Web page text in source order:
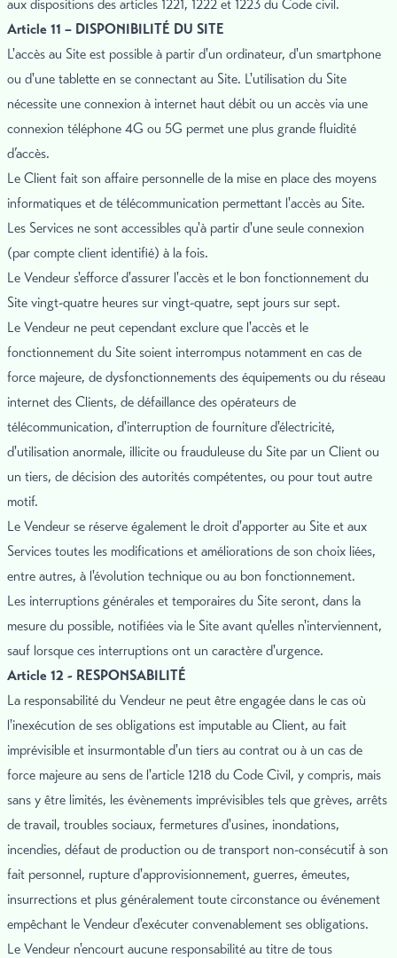
aux dispositions des articles 1221, 1222 et 1223 du Code civil.
Article 11 – DISPONIBILITÉ DU SITE
L'accès au Site est possible à partir d'un ordinateur, d'un smartphone
ou d'une tablette en se connectant au Site. L'utilisation du Site
nécessite une connexion à internet haut débit ou un accès via une
connexion téléphone 4G ou 5G permet une plus grande fluidité
d’accès.
Le Client fait son affaire personnelle de la mise en place des moyens
informatiques et de télécommunication permettant l'accès au Site.
Les Services ne sont accessibles qu'à partir d'une seule connexion
(par compte client identifié) à la fois.
Le Vendeur s'efforce d'assurer l'accès et le bon fonctionnement du
Site vingt-quatre heures sur vingt-quatre, sept jours sur sept.
Le Vendeur ne peut cependant exclure que l'accès et le
fonctionnement du Site soient interrompus notamment en cas de
force majeure, de dysfonctionnements des équipements ou du réseau
internet des Clients, de défaillance des opérateurs de
télécommunication, d'interruption de fourniture d'électricité,
d'utilisation anormale, illicite ou frauduleuse du Site par un Client ou
un tiers, de décision des autorités compétentes, ou pour tout autre
motif.
Le Vendeur se réserve également le droit d'apporter au Site et aux
Services toutes les modifications et améliorations de son choix liées,
entre autres, à l'évolution technique ou au bon fonctionnement.
Les interruptions générales et temporaires du Site seront, dans la
mesure du possible, notifiées via le Site avant qu'elles n'interviennent,
sauf lorsque ces interruptions ont un caractère d'urgence.
Article 12 - RESPONSABILITÉ
La responsabilité du Vendeur ne peut être engagée dans le cas où
l'inexécution de ses obligations est imputable au Client, au fait
imprévisible et insurmontable d'un tiers au contrat ou à un cas de
force majeure au sens de l'article 1218 du Code Civil, y compris, mais
sans y être limités, les évènements imprévisibles tels que grèves, arrêts
de travail, troubles sociaux, fermetures d'usines, inondations,
incendies, défaut de production ou de transport non-consécutif à son
fait personnel, rupture d'approvisionnement, guerres, émeutes,
insurrections et plus généralement toute circonstance ou événement
empêchant le Vendeur d'exécuter convenablement ses obligations.
Le Vendeur n'encourt aucune responsabilité au titre de tous